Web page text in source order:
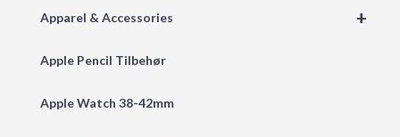
+
Apparel & Accessories
Apple Pencil Tilbehør
Apple Watch 38-42mm